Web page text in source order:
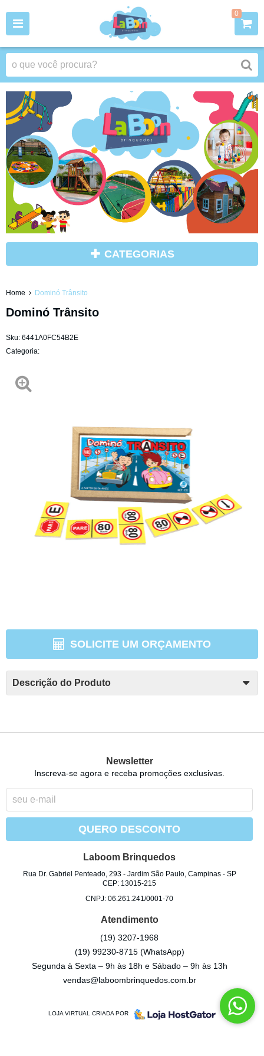
0
CATEGORIAS
Home Dominó Trânsito
Dominó Trânsito
Sku: 6441A0FC54B2E
Categoria:
SOLICITE UM ORÇAMENTO
Descrição do Produto
Newsletter
Inscreva-se agora e receba promoções exclusivas.
QUERO DESCONTO
Laboom Brinquedos
Rua Dr. Gabriel Penteado, 293- Jardim São Paulo, Campinas- SP
CEP: 13015-215
CNPJ: 06.261.241/0001-70
Atendimento
(19) 3207-1968
(19) 99230-8715 (WhatsApp)
Segunda à Sexta – 9h às 18h e Sábado – 9h às 13h
vendas@laboombrinquedos.com.br
LOJA VIRTUAL CRIADA POR